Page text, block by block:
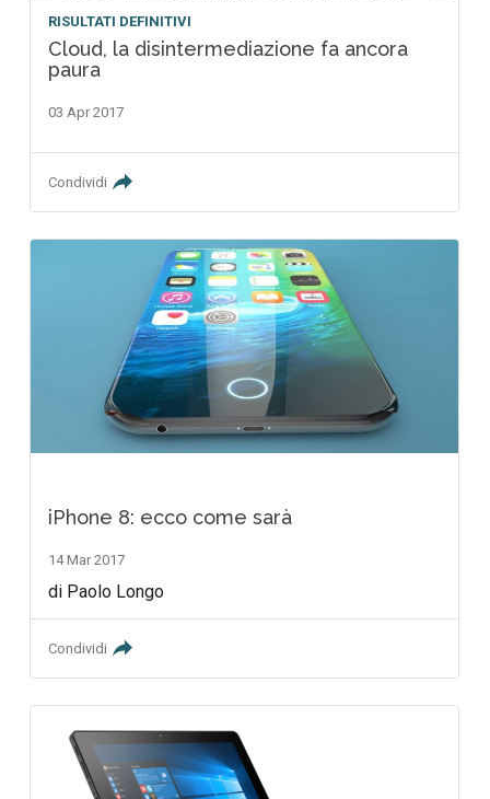
RISULTATI DEFINITIVI
Cloud, la disintermediazione fa ancora
paura
03 Apr 2017
Condividi
iPhone 8: ecco come sarà
14 Mar 2017
di Paolo Longo
Condividi